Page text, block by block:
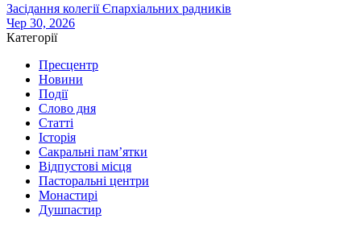
Засідання колегії Єпархіальних радників
Чер 30, 2026
Категорії
Пресцентр
Новини
Події
Слово дня
Статті
Історія
Сакральні пам’ятки
Відпустові місця
Пасторальні центри
Монастирі
Душпастир